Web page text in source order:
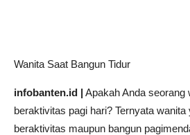
Wanita Saat Bangun Tidur
infobanten.id | Apakah Anda seorang
beraktivitas pagi hari? Ternyata wanita
beraktivitas maupun bangun